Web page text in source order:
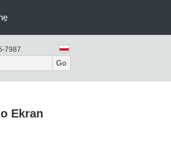
7987
Go
Ekran